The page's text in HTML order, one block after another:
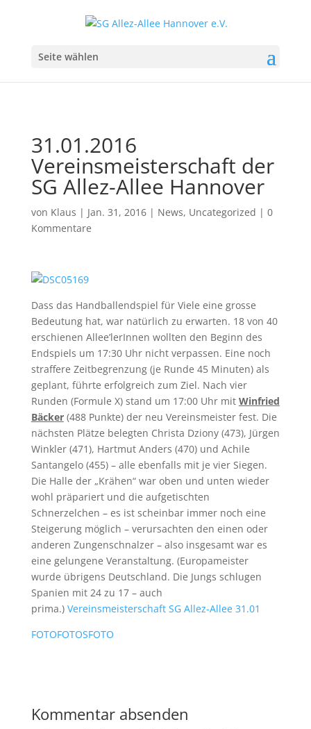
Seite wählen
31.01.2016
Vereinsmeisterschaft der
SG Allez-Allee Hannover
von Klaus | Jan. 31, 2016| News, Uncategorized | 0
Kommentare
Dass das Handballendspiel für Viele eine grosse
Bedeutung hat, war natürlich zu erwarten. 18 von 40
erschienen Allee’lerInnen wollten den Beginn des
Endspiels um 17:30 Uhr nicht verpassen. Eine noch
straffere Zeitbegrenzung (je Runde 45 Minuten) als
geplant, führte erfolgreich zum Ziel. Nach vier
Runden (Formule X) stand um 17:00 Uhr mit Winfried
Bäcker(488 Punkte) der neu Vereinsmeister fest. Die
nächsten Plätze belegten Christa Dziony (473), Jürgen
Winkler (471), Hartmut Anders (470) und Achile
Santangelo (455) – alle ebenfalls mit je vier Siegen.
Die Halle der „Krähen“ war oben und unten wieder
wohl präpariert und die aufgetischten
Schnerzelchen – es ist scheinbar immer noch eine
Steigerung möglich – verursachten den einen oder
anderen Zungenschnalzer – also insgesamt war es
eine gelungene Veranstaltung. (Europameister
wurde übrigens Deutschland. Die Jungs schlugen
Spanien mit 24 zu 17 – auch
prima.) Vereinsmeisterschaft SG Allez-Allee 31.01
FOTOFOTOSFOTO
Kommentar absenden